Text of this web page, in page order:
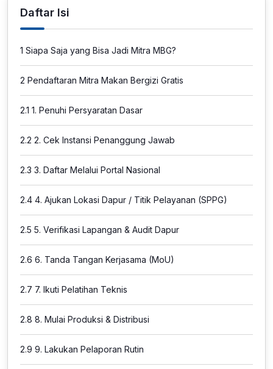
Daftar Isi
1 Siapa Saja yang Bisa Jadi Mitra MBG?
2 Pendaftaran Mitra Makan Bergizi Gratis
2.1 1. Penuhi Persyaratan Dasar
2.2 2. Cek Instansi Penanggung Jawab
2.3 3. Daftar Melalui Portal Nasional
2.4 4. Ajukan Lokasi Dapur / Titik Pelayanan (SPPG)
2.5 5. Verifikasi Lapangan & Audit Dapur
2.6 6. Tanda Tangan Kerjasama (MoU)
2.7 7. Ikuti Pelatihan Teknis
2.8 8. Mulai Produksi & Distribusi
2.9 9. Lakukan Pelaporan Rutin